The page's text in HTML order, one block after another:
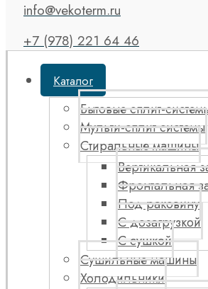
info@vekoterm.ru
+7 (978) 221 64 46
Каталог
Бытовые сплит-
Мульти-сплит системы
Стиральные машины
Вертикальная
Фронтальная
Под раковину
С дозагрузкой
С сушкой
Сушильные машины
Холодильники